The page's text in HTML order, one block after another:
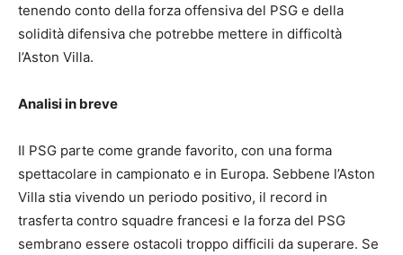
tenendo conto della forza offensiva del PSG e della
solidità difensiva che potrebbe mettere in difficoltà
l’Aston Villa.
Analisi in breve
Il PSG parte come grande favorito, con una forma
spettacolare in campionato e in Europa. Sebbene l’Aston
Villa stia vivendo un periodo positivo, il record in
trasferta contro squadre francesi e la forza del PSG
sembrano essere ostacoli troppo difficili da superare. Se